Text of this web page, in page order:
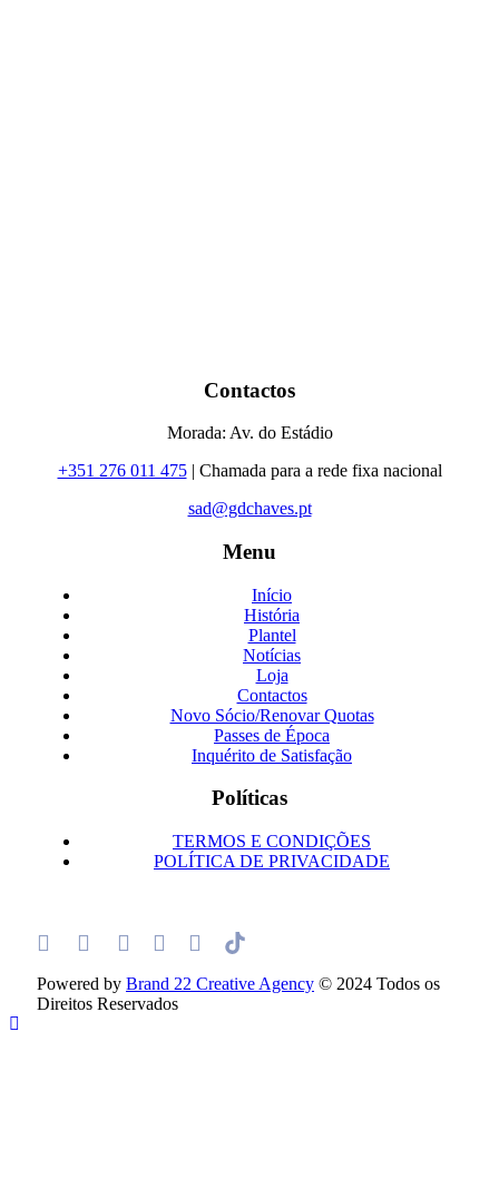
Contactos
Morada: Av. do Estádio
+351 276 011 475| Chamada para a rede fixa nacional
sad@gdchaves.pt
Menu
Início
História
Plantel
Notícias
Loja
Contactos
Novo Sócio/Renovar Quotas
Passes de Época
Inquérito de Satisfação
Políticas
TERMOS E CONDIÇÕES
POLÍTICA DE PRIVACIDADE
Powered by Brand 22 Creative Agency © 2024 Todos os
Direitos Reservados